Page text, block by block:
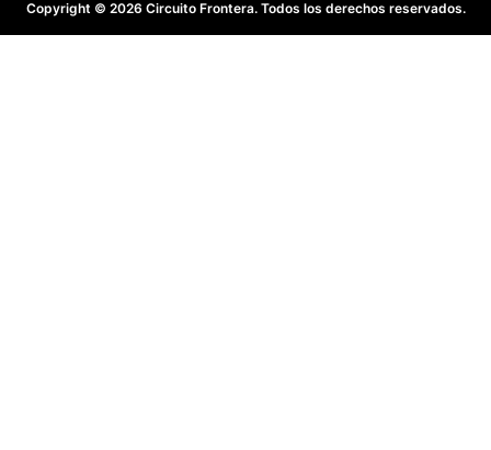
Copyright © 2026 Circuito Frontera. Todos los derechos reservados.